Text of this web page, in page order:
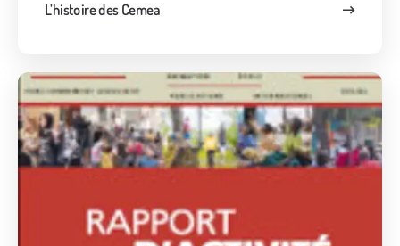
L'histoire des Cemea